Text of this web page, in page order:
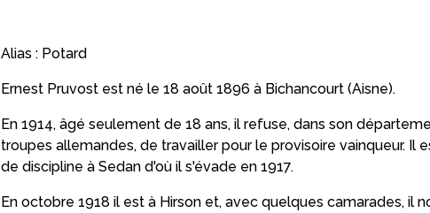
Alias : Potard
Ernest Pruvost est né le 18 août 1896 à Bichancourt (Aisne).
En 1914, âgé seulement de 18 ans, il refuse, dans son
troupes allemandes, de travailler pour le provisoire vainqueur. Il
de discipline à Sedan d'où il s'évade en 1917.
En octobre 1918 il est à Hirson et, avec quelques camarades, il